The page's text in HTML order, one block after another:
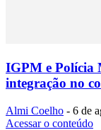
IGPM e Polícia
integração no
Almi Coelho - 6 de
Acessar o conteúdo